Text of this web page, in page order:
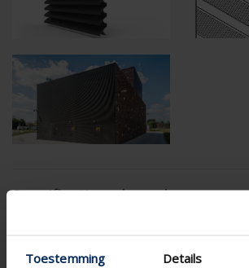
Toestemming Details
Specifications based on your